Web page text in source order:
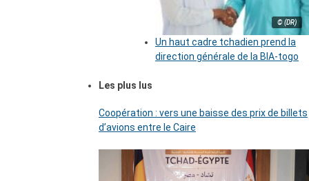
© (DR)
Un haut cadre tchadien prend la
direction générale de la BIA-togo
Les plus lus
Coopération : vers une baisse des prix de billets
d’avions entre le Caire